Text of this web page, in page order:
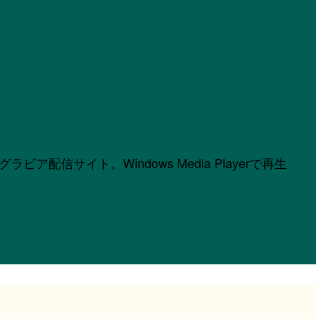
ラビア配信サイト。Windows Media Playerで再生